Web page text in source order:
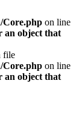
Core.php on line
an object that
file
Core.php on line
an object that